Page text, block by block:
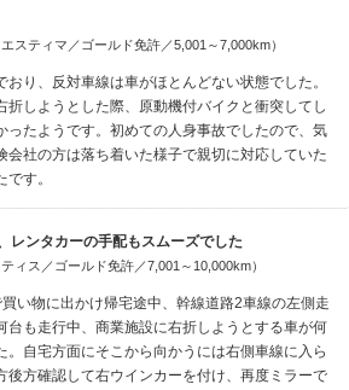
スティマ／ゴールド免許／5,001～7,000km）
り、反対車線は車がほとんどない状態でした。
折しようとした際、原動機付バイクと衝突してし
ったようです。初めての人身事故でしたので、気
会社の方は落ち着いた様子で親切に対応していた
す。
レンタカーの手配もスムーズでした
ィス／ゴールド免許／7,001～10,000km）
い物に出かけ帰宅途中、幹線道路2車線の左側走
台も走行中、商業施設に右折しようとする車が何
。自宅方面にそこから向かうには右側車線に入ら
後方確認して右ウインカーを付け、再度ミラーで